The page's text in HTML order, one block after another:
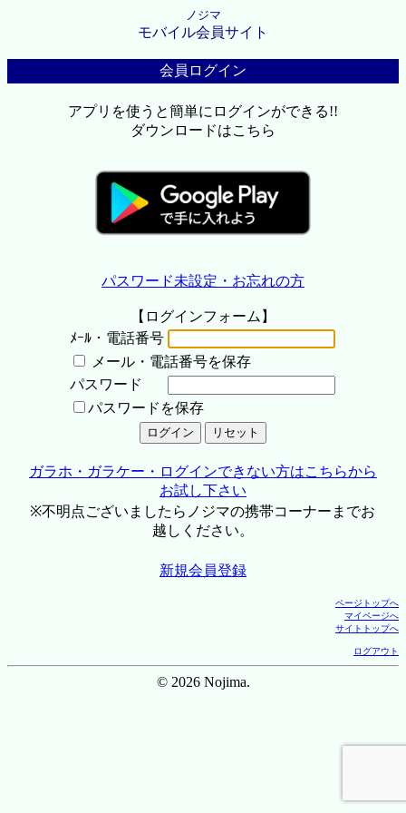
ノジマ
モバイル会員サイト
会員ログイン
アプリを使うと簡単にログインができる!!
ダウンロードはこちら
パスワード未設定・お忘れの方
【ログインフォーム】
ﾒｰﾙ・電話番号
メール・電話番号を保存
パスワード
パスワードを保存
ガラホ・ガラケー・ログインできない方はこちらから
お試し下さい
※不明点ございましたらノジマの携帯コーナーまでお
越しください。
新規会員登録
ページトップへ
マイページへ
サイトトップへ
ログアウト
© 2026 Nojima.